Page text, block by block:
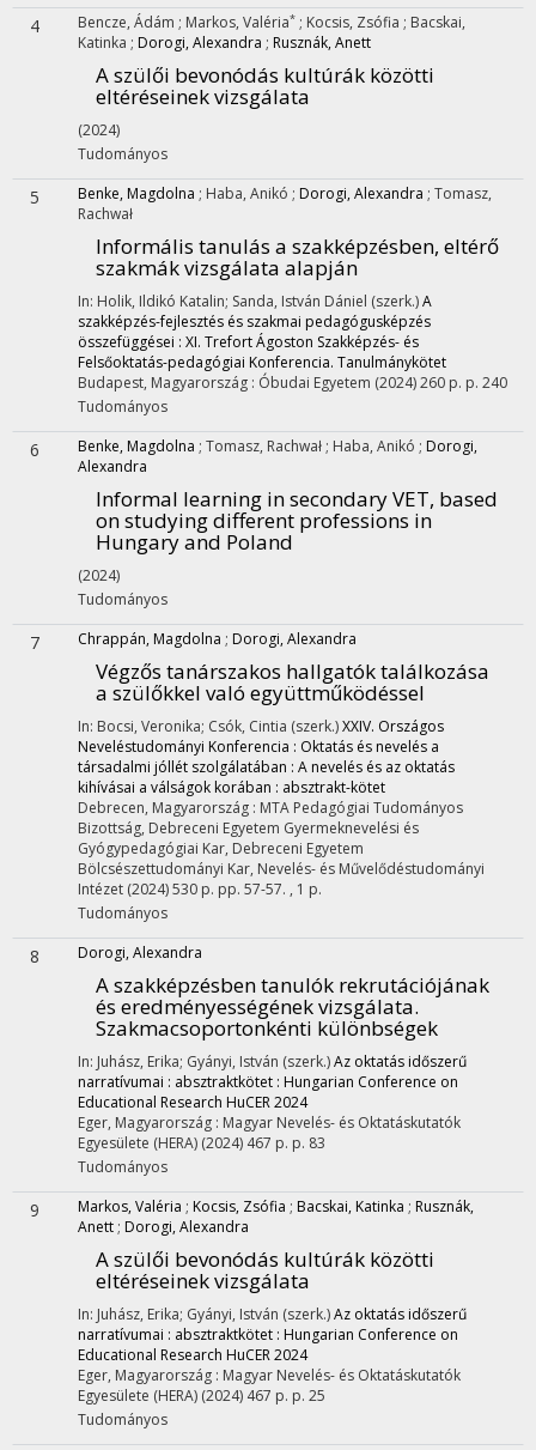
4 Bencze, Ádám ; Markos, Valéria* ; Kocsis, Zsófia ; Bacskai,
Katinka ; Dorogi, Alexandra ; Rusznák, Anett
A szülői bevonódás kultúrák közötti
eltéréseinek vizsgálata
(2024)
Tudományos
5 Benke, Magdolna ; Haba, Anikó ; Dorogi, Alexandra ; Tomasz,
Rachwał
Informális tanulás a szakképzésben, eltérő
szakmák vizsgálata alapján
In: Holik, Ildikó Katalin; Sanda, István Dániel (szerk.)A
szakképzés-fejlesztés és szakmai pedagógusképzés
összefüggései : XI. Trefort Ágoston Szakképzés- és
Felsőoktatás-pedagógiai Konferencia. Tanulmánykötet
Budapest, Magyarország : Óbudai Egyetem (2024)260 p. p. 240
Tudományos
6 Benke, Magdolna ; Tomasz, Rachwał ; Haba, Anikó ; Dorogi,
Alexandra
Informal learning in secondary VET, based
on studying different professions in
Hungary and Poland
(2024)
Tudományos
7 Chrappán, Magdolna ; Dorogi, Alexandra
Végzős tanárszakos hallgatók találkozása
a szülőkkel való együttműködéssel
In: Bocsi, Veronika; Csók, Cintia (szerk.)XXIV. Országos
Neveléstudományi Konferencia : Oktatás és nevelés a
társadalmi jóllét szolgálatában : A nevelés és az oktatás
kihívásai a válságok korában : absztrakt-kötet
Debrecen, Magyarország : MTA Pedagógiai Tudományos
Bizottság, Debreceni Egyetem Gyermeknevelési és
Gyógypedagógiai Kar, Debreceni Egyetem
Bölcsészettudományi Kar, Nevelés- és Művelődéstudományi
Intézet (2024)530 p. pp. 57-57. , 1 p.
Tudományos
8 Dorogi, Alexandra
A szakképzésben tanulók rekrutációjának
és eredményességének vizsgálata.
Szakmacsoportonkénti különbségek
In: Juhász, Erika; Gyányi, István (szerk.)Az oktatás időszerű
narratívumai : absztraktkötet : Hungarian Conference on
Educational Research HuCER 2024
Eger, Magyarország : Magyar Nevelés- és Oktatáskutatók
Egyesülete (HERA) (2024) 467 p. p. 83
Tudományos
9 Markos, Valéria ; Kocsis, Zsófia ; Bacskai, Katinka ; Rusznák,
Anett ; Dorogi, Alexandra
A szülői bevonódás kultúrák közötti
eltéréseinek vizsgálata
In: Juhász, Erika; Gyányi, István (szerk.)Az oktatás időszerű
narratívumai : absztraktkötet : Hungarian Conference on
Educational Research HuCER 2024
Eger, Magyarország : Magyar Nevelés- és Oktatáskutatók
Egyesülete (HERA) (2024) 467 p. p. 25
Tudományos